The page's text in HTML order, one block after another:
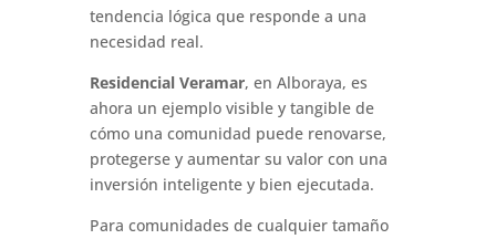
tendencia lógica que responde a una
necesidad real.
Residencial Veramar, en Alboraya, es
ahora un ejemplo visible y tangible de
cómo una comunidad puede renovarse,
protegerse y aumentar su valor con una
inversión inteligente y bien ejecutada.
Para comunidades de cualquier tamaño